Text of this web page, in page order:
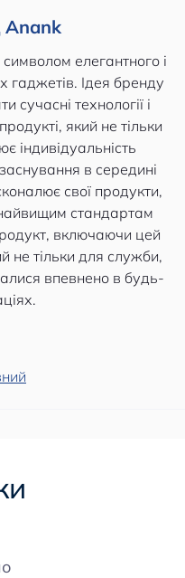
елегантного і
гаджетів. Ідея бренду
технології і
який не тільки
індивідуальність
в середині
свої продукти,
стандартам
включаючи цей
не тільки для служби,
впевнено в будь-